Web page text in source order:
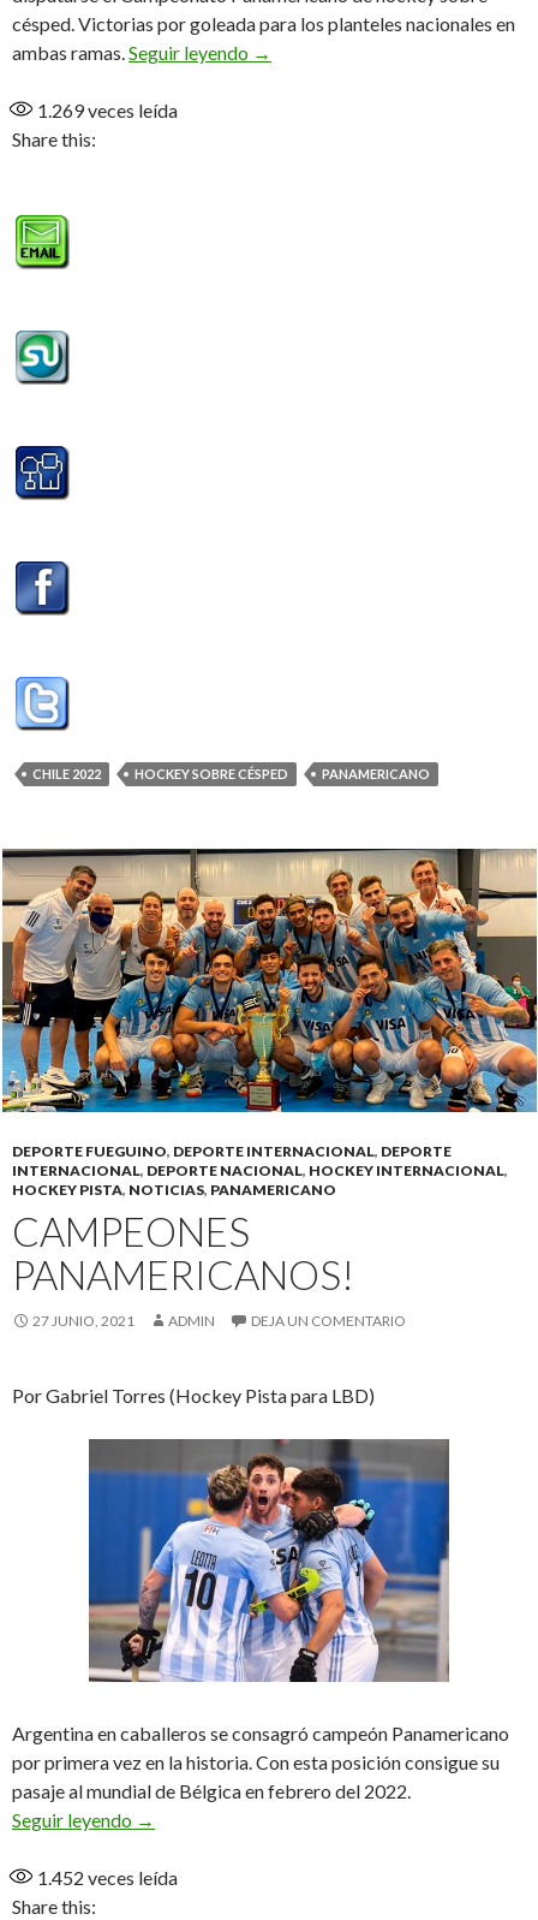
césped. Victorias por goleada para los planteles nacionales en
ambas ramas. Seguir leyendo Garras afiladas
→
1.269veces leída
Share this:
CHILE 2022 HOCKEY SOBRE CÉSPED PANAMERICANO
DEPORTE FUEGUINO, DEPORTE INTERNACIONAL, DEPORTE
INTERNACIONAL, DEPORTE NACIONAL, HOCKEY INTERNACIONAL,
HOCKEY PISTA, NOTICIAS, PANAMERICANO
CAMPEONES
PANAMERICANOS!
27 JUNIO, 2021 ADMIN DEJA UN COMENTARIO
Por Gabriel Torres (Hockey Pista para LBD)
Argentina en caballeros se consagró campeón Panamericano
por primera vez en la historia. Con esta posición consigue su
pasaje al mundial de Bélgica en febrero del 2022.
Seguir leyendo Campeones Panamericanos!
→
1.452 veces leída
Share this: